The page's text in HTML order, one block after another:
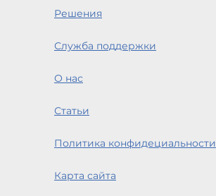
Решения
Служба поддержки
О нас
Статьи
Политика конфидециальности
Карта сайта